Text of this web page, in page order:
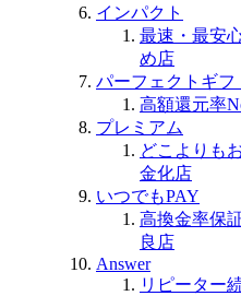
インパクト
最速・最安
め店
パーフェクトギフ
高額還元率
プレミアム
どこよりも
金化店
いつでもPAY
高換金率保
良店
Answer
リピーター